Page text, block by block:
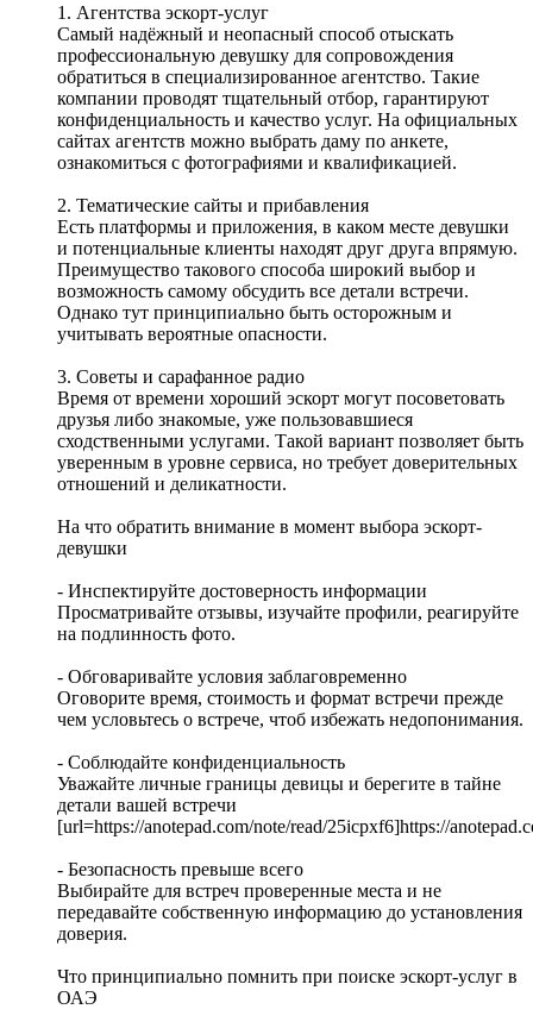
1. Агентства эскорт-услуг
Самый надёжный и неопасный способ отыскать
профессиональную девушку для сопровождения
обратиться в специализированное агентство. Такие
компании проводят тщательный отбор, гарантируют
конфиденциальность и качество услуг. На официальных
сайтах агентств можно выбрать даму по анкете,
ознакомиться с фотографиями и квалификацией.
2. Тематические сайты и прибавления
Есть платформы и приложения, в каком месте девушки
и потенциальные клиенты находят друг друга впрямую.
Преимущество такового способа широкий выбор и
возможность самому обсудить все детали встречи.
Однако тут принципиально быть осторожным и
учитывать вероятные опасности.
3. Советы и сарафанное радио
Время от времени хороший эскорт могут посоветовать
друзья либо знакомые, уже пользовавшиеся
сходственными услугами. Такой вариант позволяет быть
уверенным в уровне сервиса, но требует доверительных
отношений и деликатности.
На что обратить внимание в момент выбора эскорт-
девушки
- Инспектируйте достоверность информации
Просматривайте отзывы, изучайте профили, реагируйте
на подлинность фото.
- Обговаривайте условия заблаговременно
Оговорите время, стоимость и формат встречи прежде
чем условьтесь о встрече, чтоб избежать недопонимания.
- Соблюдайте конфиденциальность
Уважайте личные границы девицы и берегите в тайне
детали вашей встречи
[url=https://anotepad.com/note/read/25icpxf6]https://
- Безопасность превыше всего
Выбирайте для встреч проверенные места и не
передавайте собственную информацию до установления
доверия.
Что принципиально помнить при поиске эскорт-услуг в
ОАЭ